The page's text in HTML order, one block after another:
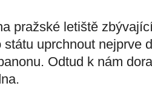
pražské letiště
státu uprchnout nejprve
Odtud k nám